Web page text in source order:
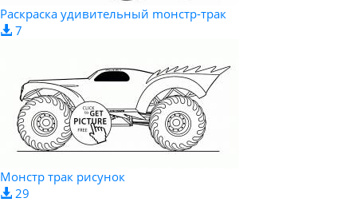
Раскраска удивительный mонстр-трак
7
Монстр трак рисунок
29